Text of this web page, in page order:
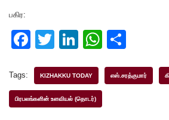
பகிர:
F
c
e
T
tt
er
Li
k
e
W
at ar
Tags: KIZHAKKU TODAY எஸ்.சரத்குமார்
பிரபலங்களின் உளவியல் (தொடர்)